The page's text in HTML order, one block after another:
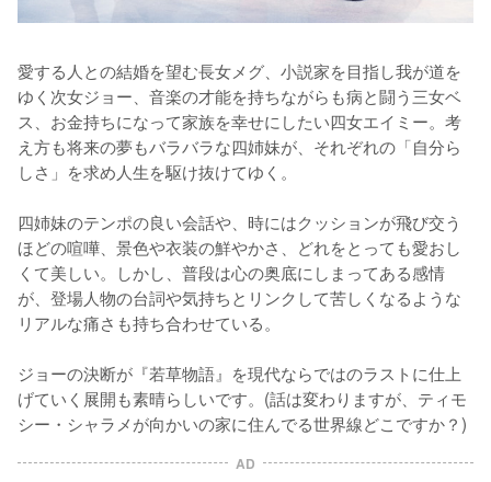
愛する人との結婚を望む長女メグ、小説家を目指し我が道を
ゆく次女ジョー、音楽の才能を持ちながらも病と闘う三女ベ
ス、お金持ちになって家族を幸せにしたい四女エイミー。考
え方も将来の夢もバラバラな四姉妹が、それぞれの「自分ら
しさ」を求め人生を駆け抜けてゆく。
四姉妹のテンポの良い会話や、時にはクッションが飛び交う
ほどの喧嘩、景色や衣装の鮮やかさ、どれをとっても愛おし
くて美しい。しかし、普段は心の奥底にしまってある感情
が、登場人物の台詞や気持ちとリンクして苦しくなるような
リアルな痛さも持ち合わせている。
ジョーの決断が『若草物語』を現代ならではのラストに仕上
げていく展開も素晴らしいです。(話は変わりますが、ティモ
シー・シャラメが向かいの家に住んでる世界線どこですか？)
AD